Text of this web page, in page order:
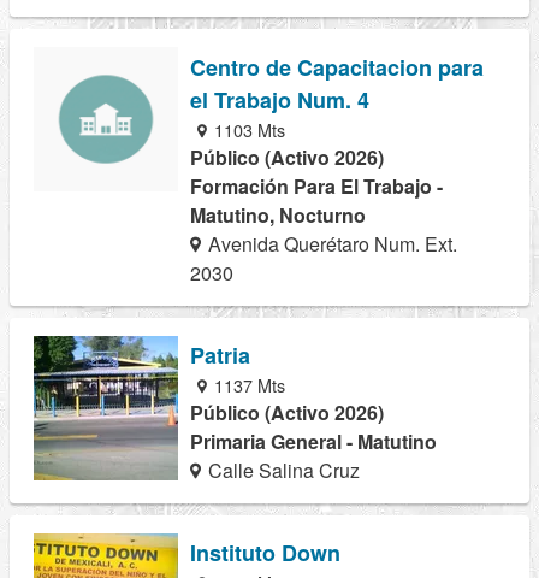
Centro de Capacitacion para
el Trabajo Num. 4
1103 Mts
Público (Activo 2026)
Formación Para El Trabajo -
Matutino, Nocturno
Avenida Querétaro Num. Ext.
2030
Patria
1137 Mts
Público (Activo 2026)
Primaria General - Matutino
Calle Salina Cruz
Instituto Down